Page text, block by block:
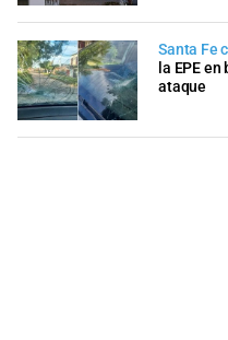
Santa Fe
la EPE
ataque